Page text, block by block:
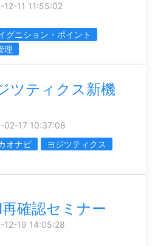
12-11 11:55:02
グニション・ポイント
理
ツティクス新機
02-17 10:37:08
オナビ
ヨジツティクス
再確認セミナー
12-19 14:05:28